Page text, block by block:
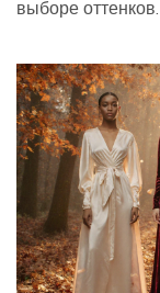
выборе оттенков.